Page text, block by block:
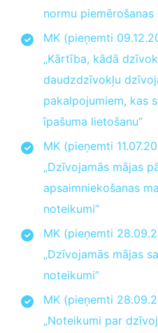
normu piemērošanas
MK (pieņemti
„Kārtība, kādā
daudzdzīvokļu
pakalpojumiem, kas
īpašuma lietošanu”
MK (pieņemti
„Dzīvojamās mājas
apsaimniekošanas
noteikumi”
MK (pieņemti
„Dzīvojamās mājas
noteikumi”
MK (pieņemti
„Noteikumi par